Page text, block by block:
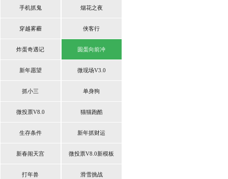
手机抓鬼 烟花之夜
穿越雾霾 侠客行
炸蛋奇遇记 圆蛋向前冲
新年愿望 微现场V3.0
抓小三 单身狗
微投票V8.0 猫猫跑酷
生存条件 新年抓财运
新春闹天宫 微投票V8.0新模板
打年兽 滑雪挑战